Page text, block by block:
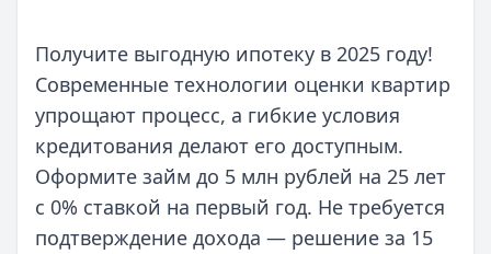
Получите выгодную ипотеку в 2025 году!
Современные технологии оценки квартир
упрощают процесс, а гибкие условия
кредитования делают его доступным.
Оформите займ до 5 млн рублей на 25 лет
с 0% ставкой на первый год. Не требуется
подтверждение дохода — решение за 15